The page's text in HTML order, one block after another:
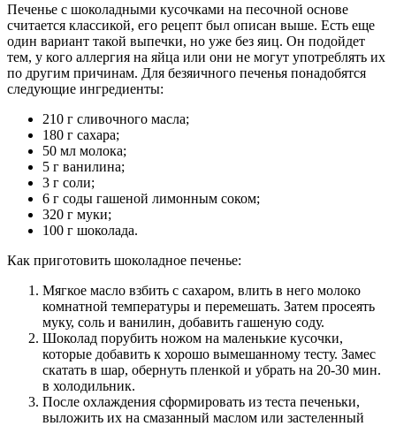
Печенье с шоколадными кусочками на песочной основе
считается классикой, его рецепт был описан выше. Есть еще
один вариант такой выпечки, но уже без яиц. Он подойдет
тем, у кого аллергия на яйца или они не могут употреблять их
по другим причинам. Для безяичного печенья понадобятся
следующие ингредиенты:
210 г сливочного масла;
180 г сахара;
50 мл молока;
5 г ванилина;
3 г соли;
6 г соды гашеной лимонным соком;
320 г муки;
100 г шоколада.
Как приготовить шоколадное печенье:
Мягкое масло взбить с сахаром, влить в него молоко
комнатной температуры и перемешать. Затем просеять
муку, соль и ванилин, добавить гашеную соду.
Шоколад порубить ножом на маленькие кусочки,
которые добавить к хорошо вымешанному тесту. Замес
скатать в шар, обернуть пленкой и убрать на 20-30 мин.
в холодильник.
После охлаждения сформировать из теста печеньки,
выложить их на смазанный маслом или застеленный